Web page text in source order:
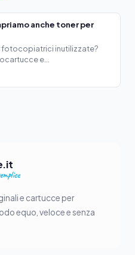
anche toner per
fotocopiatrici inutilizzate?
e...
e cartucce per
equo, veloce e senza